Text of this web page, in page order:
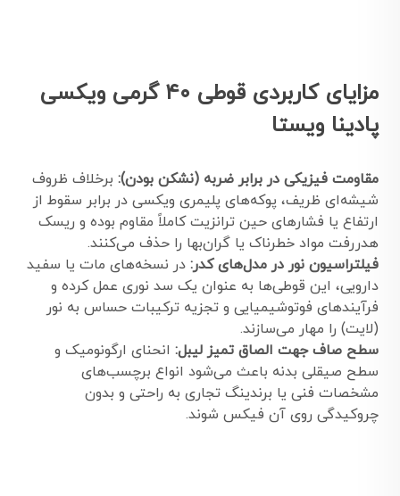
مزایای کاربردی قوطی ۴۰ گرمی ویکسی
پادینا ویستا
مقاومت فیزیکی در برابر ضربه (نشکن بودن): برخلاف ظروف
شیشه‌ای ظریف، پوکه‌های پلیمری ویکسی در برابر سقوط از
ارتفاع یا فشارهای حین ترانزیت کاملاً مقاوم بوده و ریسک
هدررفت مواد خطرناک یا گران‌بها را حذف می‌کنند.
فیلتراسیون نور در مدل‌های کدر: در نسخه‌های مات یا سفید
دارویی، این قوطی‌ها به عنوان یک سد نوری عمل کرده و
فرآیندهای فوتوشیمیایی و تجزیه ترکیبات حساس به نور
(لایت) را مهار می‌سازند.
سطح صاف جهت الصاق تمیز لیبل: انحنای ارگونومیک و
سطح صیقلی بدنه باعث می‌شود انواع برچسب‌های
مشخصات فنی یا برندینگ تجاری به راحتی و بدون
چروکیدگی روی آن فیکس شوند.